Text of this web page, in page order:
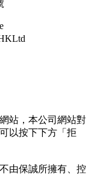
站，本公司網站對
以按下下方「拒
由保誠所擁有、控